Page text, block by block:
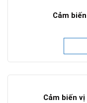
Cảm
Cảm biến